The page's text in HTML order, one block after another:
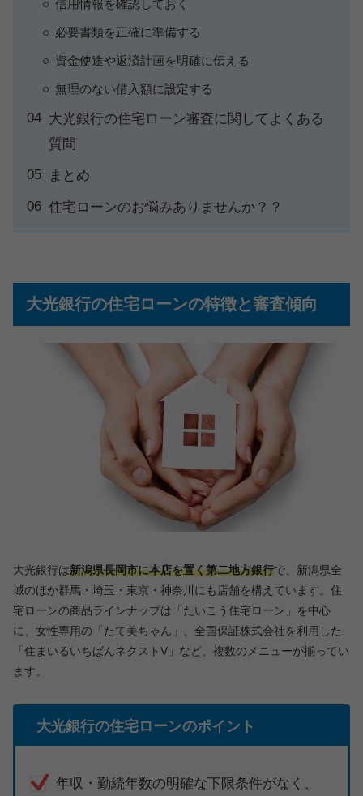
信用情報を確認しておく
必要書類を正確に準備する
資金使途や返済計画を明確に伝える
無理のない借入額に設定する
大光銀行の住宅ローン審査に関してよくある
質問
まとめ
住宅ローンのお悩みありませんか？？
大光銀行の住宅ローンの特徴と審査傾向
大光銀行は新潟県長岡市に本店を置く第二地方銀行で、新潟県全
域のほか群馬・埼玉・東京・神奈川にも店舗を構えています。住
宅ローンの商品ラインナップは「たいこう住宅ローン」を中心
に、女性専用の「たて美ちゃん」、全国保証株式会社を利用した
「住まいるいちばんネクストV」など、複数のメニューが揃ってい
ます。
大光銀行の住宅ローンのポイント
年収・勤続年数の明確な下限条件がなく、